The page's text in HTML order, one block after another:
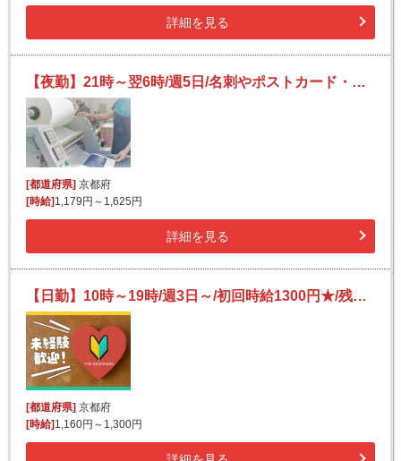
詳細を見る
【夜勤】21時～翌6時/週5日/名刺やポストカード・雑誌などの印刷作業/長期歓迎
[都道府県] 京都府
[時給] 1,179円～1,625円
詳細を見る
【日勤】10時～19時/週3日～/初回時給1300円★/残業ほぼナシ♪/チラシやポスター等の検品・梱包・出荷
[都道府県]京都府
[時給]1,160円～1,300円